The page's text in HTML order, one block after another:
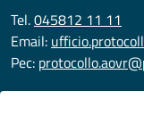
Tel.045812 11 11
Email:
Pec: